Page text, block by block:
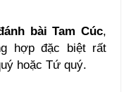
bài Tam Cúc,
hợp đặc biệt rất
hoặc Tứ quý.